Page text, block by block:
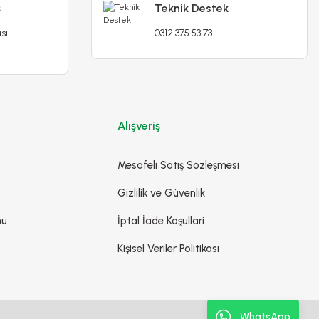
Poliwork Akasya Kolay Askı30 Mor Saksı - 3,50 L
Teknik Destek
0312 375 53 73
Alışveriş
Mesafeli Satış Sözleşmesi
Gizlilik ve Güvenlik
İptal İade Koşullari
Kişisel Veriler Politikası